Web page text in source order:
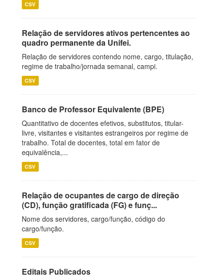
CSV
Relação de servidores ativos pertencentes ao
quadro permanente da Unifei.
Relação de servidores contendo nome, cargo, titulação,
regime de trabalho/jornada semanal, campi.
CSV
Banco de Professor Equivalente (BPE)
Quantitativo de docentes efetivos, substitutos, titular-
livre, visitantes e visitantes estrangeiros por regime de
trabalho. Total de docentes, total em fator de
equivalência,...
CSV
Relação de ocupantes de cargo de direção
(CD), função gratificada (FG) e funç...
Nome dos servidores, cargo/função, código do
cargo/função.
CSV
Editais Publicados